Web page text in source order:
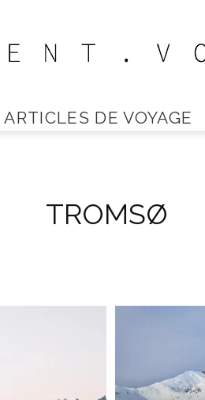
Vincent
Voyage
ARTICLES DE VOYAGE
TROMSØ